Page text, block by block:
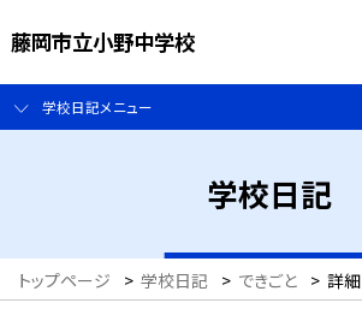
藤岡市立小野中学校
学校日記メニュー
学校日記
トップページ > 学校日記 > できごと > 詳細